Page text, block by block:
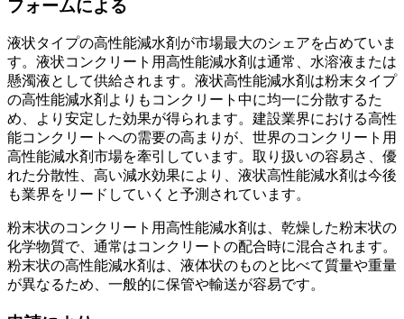
フォームによる
液状タイプの高性能減水剤が市場最大のシェアを占めていま
す。液状コンクリート用高性能減水剤は通常、水溶液または
懸濁液として供給されます。液状高性能減水剤は粉末タイプ
の高性能減水剤よりもコンクリート中に均一に分散するた
め、より安定した効果が得られます。建設業界における高性
能コンクリートへの需要の高まりが、世界のコンクリート用
高性能減水剤市場を牽引しています。取り扱いの容易さ、優
れた分散性、高い減水効果により、液状高性能減水剤は今後
も業界をリードしていくと予測されています。
粉末状のコンクリート用高性能減水剤は、乾燥した粉末状の
化学物質で、通常はコンクリートの配合時に混合されます。
粉末状の高性能減水剤は、液体状のものと比べて質量や重量
が異なるため、一般的に保管や輸送が容易です。